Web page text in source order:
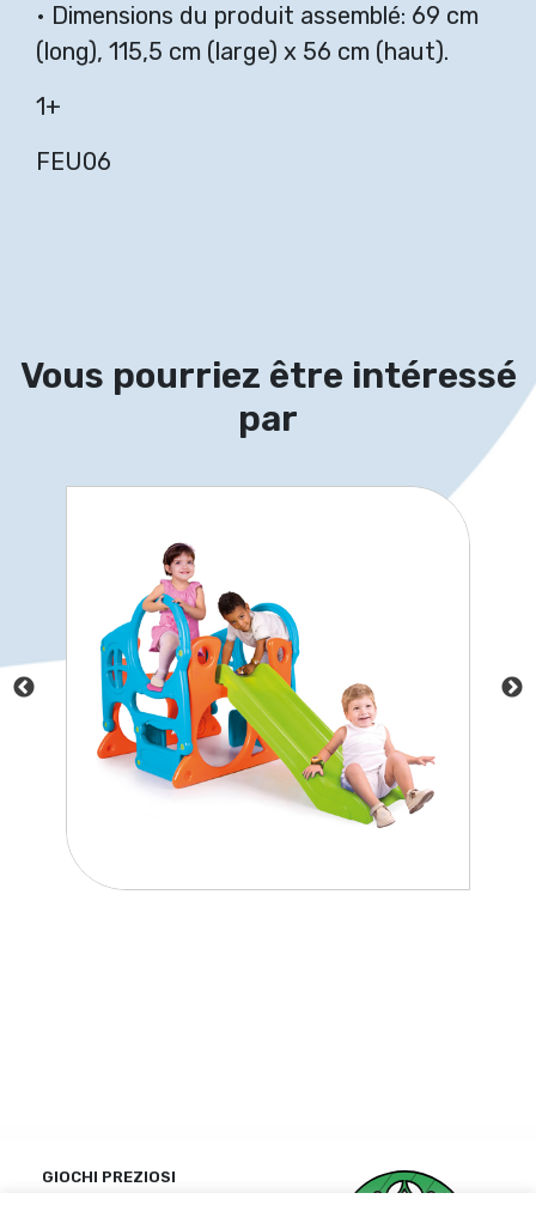
• Dimensions du produit assemblé: 69 cm
(long), 115,5 cm (large) x 56 cm (haut).
1+
FEU06
Vous pourriez être intéressé
par
GIOCHI PREZIOSI